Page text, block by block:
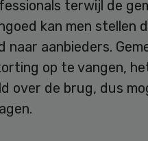
terwijl de
kan men stellen
aanbieders.
op te vangen,
over de brug, dus